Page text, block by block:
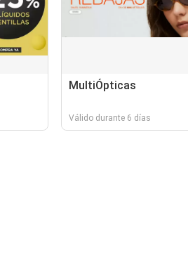
MultiÓpticas
Válido durante 6 días